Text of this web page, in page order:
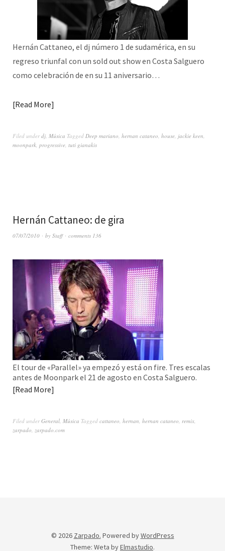
Hernán Cattaneo, el dj número 1 de sudamérica, en su
regreso triunfal con un sold out show en Costa Salguero
como celebración de en su 11 aniversario…
Read More
Filed underdj, Música Tagged Deep mariano, hernan cataneo, house, jackie keen,
moonpark, progressive, tuti gianakis
Hernán Cattaneo: de gira
07/07/2010 by Staff comments 136
El tour de «Parallel» ya empezó y está on fire. Tres escalas
antes de Moonpark el 21 de agosto en Costa Salguero.
Read More
Filed underGeneral, Música Tagged cattaneo, hernan, hernan cataneo, remix,
zarpado, zarpado.com
© 2026 Zarpado. Powered byWordPress
Theme: Weta byElmastudio.